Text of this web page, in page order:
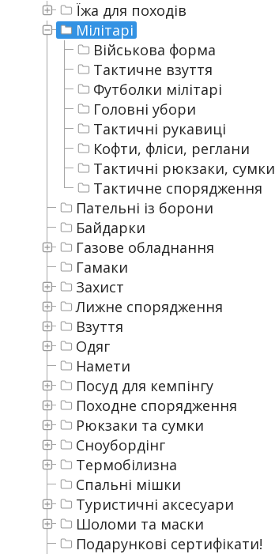
Подарункові сертифікати!
Шоломи та маски
Туристичні аксесуари
Спальні мішки
Термобілизна
Сноубордінг
Рюкзаки та сумки
Походне спорядження
Посуд для кемпінгу
Намети
Одяг
Взуття
Лижне спорядження
Захист
Гамаки
Газове обладнання
Байдарки
Пательні із борони
Мілітарі
Військова форма
Тактичне взуття
Футболки мілітарі
Головні убори
Тактичні рукавиці
Кофти, фліси, реглани
Тактичні рюкзаки, сумки
Тактичне спорядження
Їжа для походів